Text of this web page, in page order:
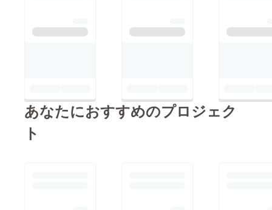
あなたにおすすめのプロジェク
ト